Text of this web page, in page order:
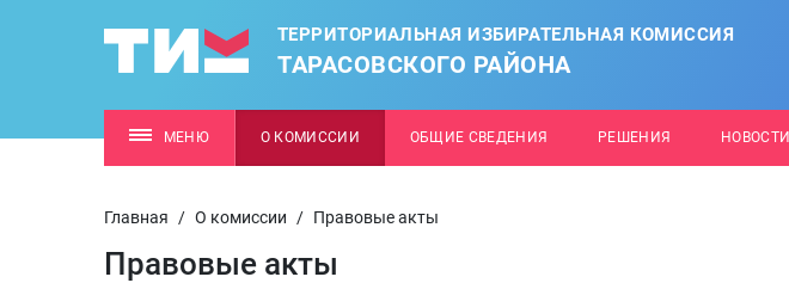
ТЕРРИТОРИАЛЬНАЯ ИЗБИРАТЕЛЬНАЯ КОМИССИЯ
ТАРАСОВСКОГО РАЙОНА
МЕНЮ О КОМИССИИ ОБЩИЕ СВЕДЕНИЯ РЕШЕНИЯ НОВОСТИ
Главная / О комиссии / Правовые акты
Правовые акты